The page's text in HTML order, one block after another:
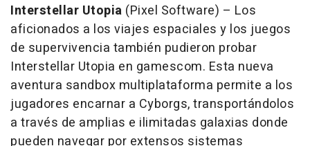
Interstellar Utopia (Pixel Software) – Los
aficionados a los viajes espaciales y los juegos
de supervivencia también pudieron probar
Interstellar Utopia en gamescom. Esta nueva
aventura sandbox multiplataforma permite a los
jugadores encarnar a Cyborgs, transportándolos
a través de amplias e ilimitadas galaxias donde
pueden navegar por extensos sistemas